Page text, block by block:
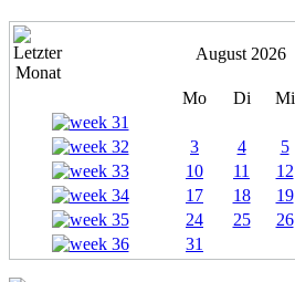
August 2026
Mo Di Mi
3
4 5
10
11 12
17
18 19
24
25 26
31